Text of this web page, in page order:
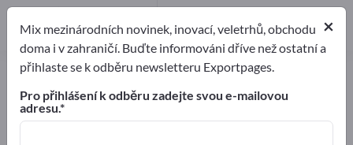
Polyesterové fólie – najděte
výrobce a dodavatele
1
1
×
Mix mezinárodních novinek, inovací, veletrhů, obchodu
doma i v zahraničí. Buďte informováni dříve než ostatní a
přihlaste se k odběru newsletteru Exportpages.
Pro přihlášení k odběru zadejte svou e-mailovou
adresu.